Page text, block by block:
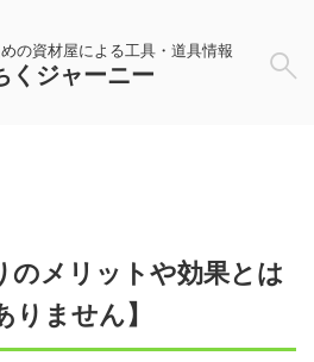
の資材屋による工具・道具情報
くジャーニー
のメリットや効果とは
りません】